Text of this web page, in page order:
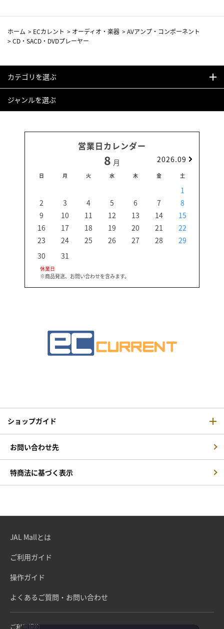
ホーム > ECカレント > オーディオ・楽器 >AVアンプ・コンポーネント
>CD・SACD・DVDプレーヤー
カテゴリを選ぶ
ジャンルを選ぶ
営業日カレンダー
8 月 2026.09
日 月 火 水 木 金 土
1
2
3 4 5 6 7
8
9
10 11 12 13 14
15
16
17 18 19 20 21
22
23
24 25 26 27 28
29
30
31
休業日
※商品発送、お問い合わせを含みます。
ショップガイド
お問い合わせ先
特商法に基づく表示
JAL Mallとは
ご利用ガイド
操作ガイド
よくあるご質問・お問い合わせ
ご利用規約